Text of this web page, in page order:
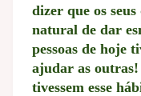
dizer que os
natural de dar
pessoas de hoje
ajudar as
tivessem esse